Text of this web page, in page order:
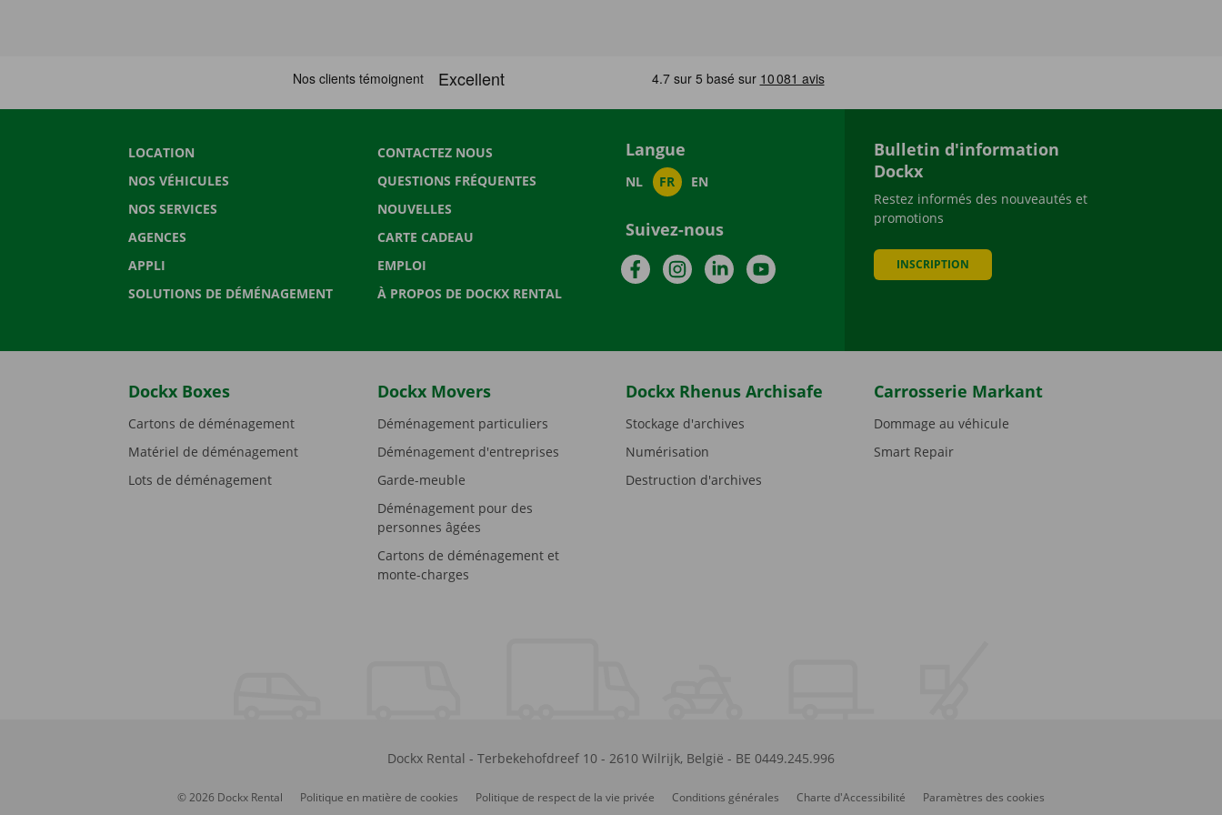
LOCATION
NOS VÉHICULES
NOS SERVICES
AGENCES
APPLI
SOLUTIONS DE DÉMÉNAGEMENT
CONTACTEZ NOUS
QUESTIONS FRÉQUENTES
NOUVELLES
CARTE CADEAU
EMPLOI
À PROPOS DE DOCKX RENTAL
Langue
NL FR EN
Suivez-nous
FacebookInstagramLinkedInYouTube
Bulletin d'information
Dockx
Restez informés des nouveautés et
promotions
INSCRIPTION
Dockx Boxes
Cartons de déménagement
Matériel de déménagement
Lots de déménagement
Dockx Movers
Déménagement particuliers
Déménagement d'entreprises
Garde-meuble
Déménagement pour des
personnes âgées
Cartons de déménagement et
monte-charges
Dockx Rhenus Archisafe
Stockage d'archives
Numérisation
Destruction d'archives
Carrosserie Markant
Dommage au véhicule
Smart Repair
Dockx Rental - Terbekehofdreef 10- 2610 Wilrijk, België - BE 0449.245.996
© 2026 Dockx Rental Politique en matière de cookies Politique de respect de la vie privée Conditions générales Charte d'Accessibilité Paramètres des cookies